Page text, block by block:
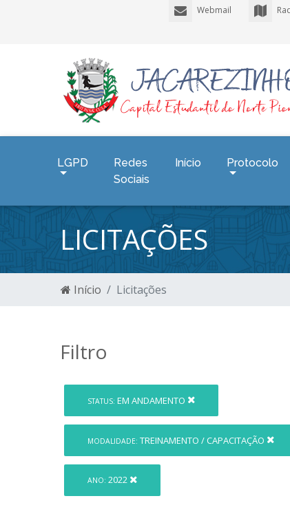
Webmail
LGPD
Redes
Sociais
Início Protocolo
LICITAÇÕES
Início Licitações
Filtro
STATUS: EM ANDAMENTO
MODALIDADE: TREINAMENTO / CAPACITAÇÃO
ANO: 2022